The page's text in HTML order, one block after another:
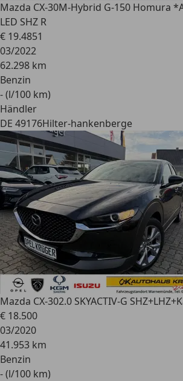
Mazda CX-30M-Hybrid G-150 Homura
LED SHZ R
€ 19.4851
03/2022
62.298 km
Benzin
- (l/100 km)
Händler
DE 49176Hilter-hankenberge
Mazda CX-302.0 SKYACTIV-G
€ 18.500
03/2020
41.953 km
Benzin
- (l/100 km)